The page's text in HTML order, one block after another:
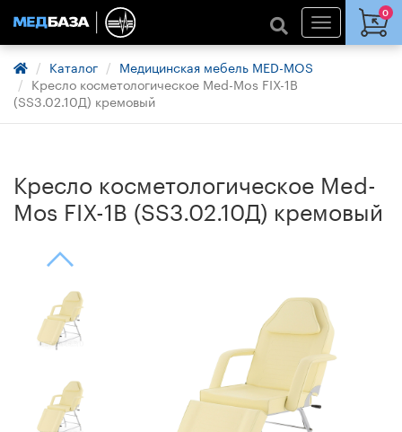
0
Каталог
Медицинская мебель MED-MOS
Кресло косметологическое Med-Mos FIX-1B
(SS3.02.10Д) кремовый
Кресло косметологическое Med-
Mos FIX-1B (SS3.02.10Д) кремовый